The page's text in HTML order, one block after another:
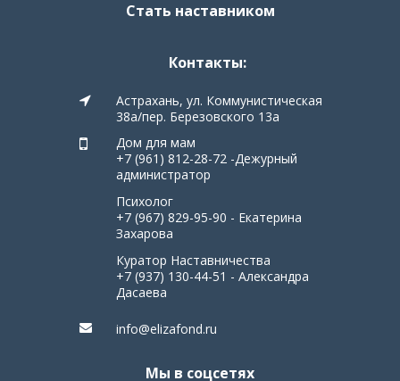
Стать наставником
Контакты:
Астрахань, ул. Коммунистическая
38а/пер. Березовского 13а
Дом для мам
+7 (961) 812-28-72 -Дежурный
администратор
Психолог
+7 (967) 829-95-90 - Екатерина
Захарова
Куратор Наставничества
+7 (937) 130-44-51 - Александра
Дасаева
info@elizafond.ru
Мы в соцсетях